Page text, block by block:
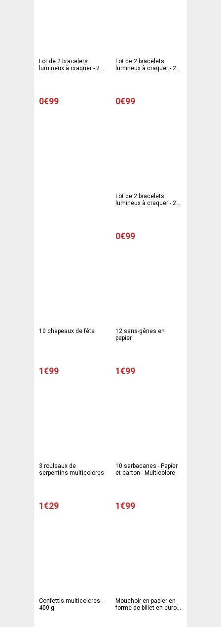
Lot de 2 bracelets
lumineux à craquer - 20
0€99
Lot de 2 bracelets
lumineux à craquer - 20
0€99
Lot de 2 bracelets
lumineux à craquer - 20
0€99
10 chapeaux de fête
1€99
12 sans-gênes en
papier
1€99
3 rouleaux de
serpentins multicolores
1€29
10 sarbacanes - Papier
et carton - Multicolore
1€99
Confettis multicolores -
400 g
Mouchoir en papier en
forme de billet en euro